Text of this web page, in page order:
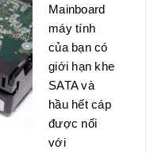
Mainboard
máy tính
của bạn có
giới hạn khe
SATA và
hầu hết cáp
được nối
với